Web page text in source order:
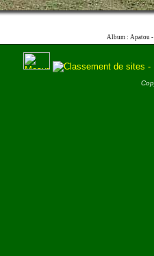
Album : Apatou -